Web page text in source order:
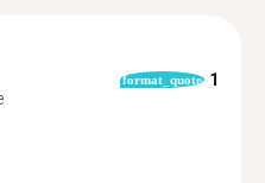
format_quote 1